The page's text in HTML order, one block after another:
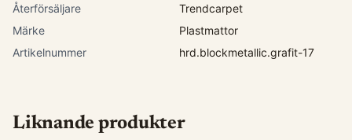
Återförsäljare
Trendcarpet
Märke
Plastmattor
Artikelnummer
hrd.blockmetallic.grafit-17
Liknande produkter